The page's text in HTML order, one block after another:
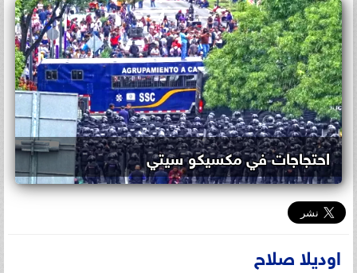
احتجاجات في مكسيكو سيتي
اوديلا صلاح